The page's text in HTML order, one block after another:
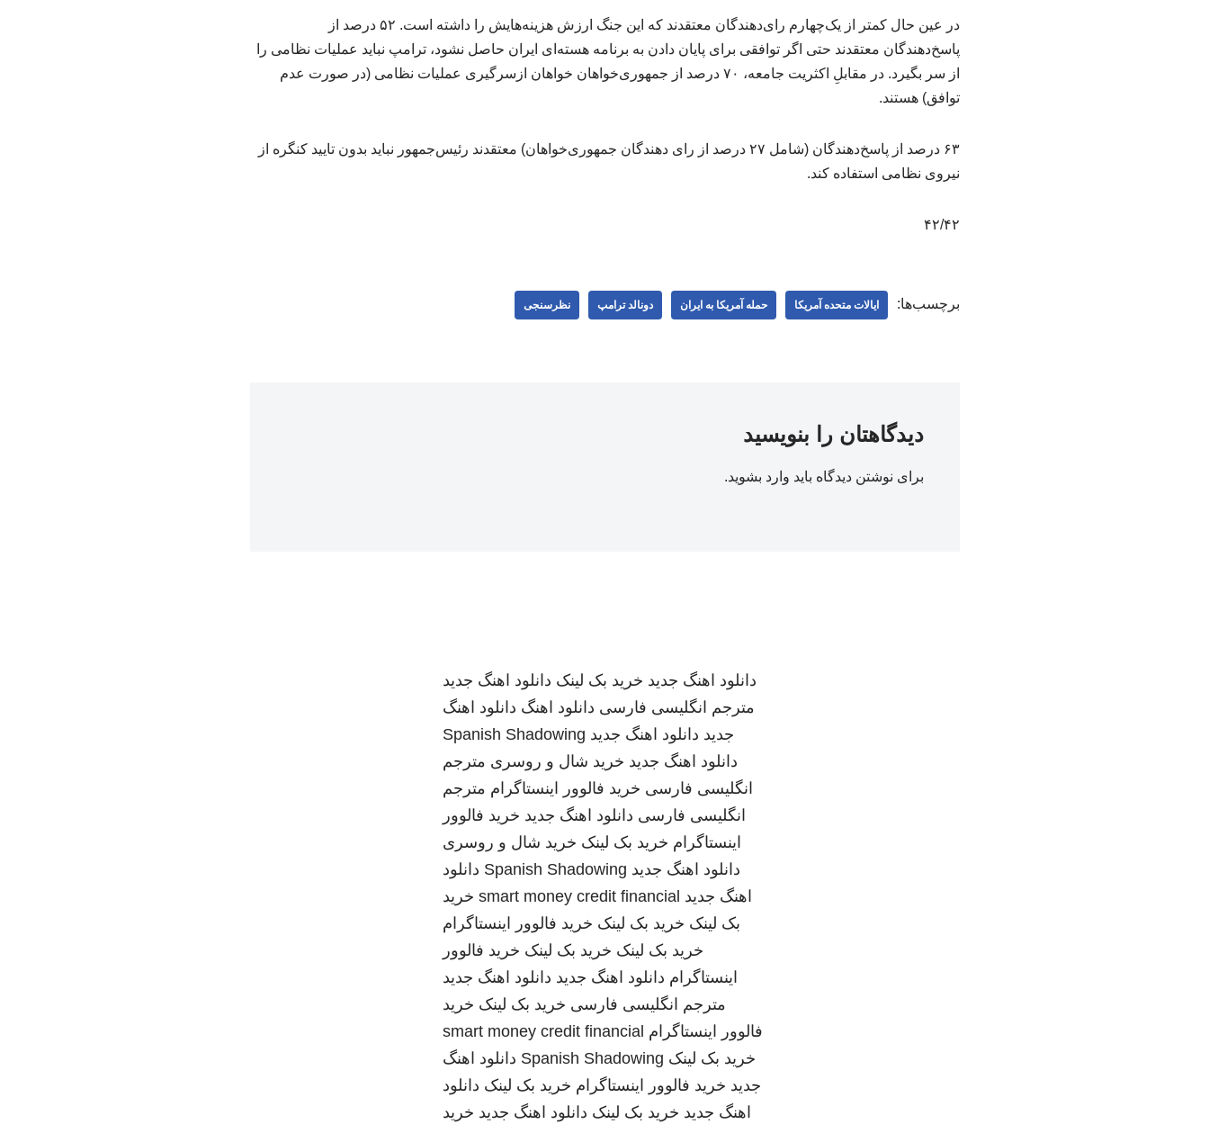
در عین حال کمتر از یک‌چهارم رای‌دهندگان معتقدند که این جنگ ارزش هزینه‌هایش را داشته است. ۵۲ درصد از
پاسخ‌دهندگان معتقدند حتی اگر توافقی برای پایان دادن به برنامه هسته‌ای ایران حاصل نشود، ترامپ نباید عملیات نظامی را
از سر بگیرد. در مقابلِ اکثریت جامعه، ۷۰ درصد از جمهوری‌خواهان خواهان ازسرگیری عملیات نظامی (در صورت عدم
توافق) هستند.
۶۳ درصد از پاسخ‌دهندگان (شامل ۲۷ درصد از رای دهندگان جمهوری‌خواهان) معتقدند رئیس‌جمهور نباید بدون تایید کنگره از
نیروی نظامی استفاده کند.
۴۲/۴۲
برچسب‌ها: ایالات متحده آمریکا حمله آمریکا به ایران دونالد ترامپ نظرسنجی
دیدگاهتان را بنویسید
برای نوشتن دیدگاه باید وارد بشوید.
دانلود اهنگ جدید خرید بک لینک دانلود اهنگ جدید
مترجم انگلیسی فارسی دانلود اهنگ دانلود اهنگ
جدید دانلود اهنگ جدید Spanish Shadowing
دانلود اهنگ جدید خرید شال و روسری مترجم
انگلیسی فارسی خرید فالوور اینستاگرام مترجم
انگلیسی فارسی دانلود اهنگ جدید خرید فالوور
اینستاگرام خرید بک لینک خرید شال و روسری
دانلود اهنگ جدید Spanish Shadowing دانلود
اهنگ جدید smart money credit financial خرید
بک لینک خرید بک لینک خرید فالوور اینستاگرام
خرید بک لینک خرید بک لینک خرید فالوور
اینستاگرام دانلود اهنگ جدید دانلود اهنگ جدید
مترجم انگلیسی فارسی خرید بک لینک خرید
فالوور اینستاگرام smart money credit financial
خرید بک لینک Spanish Shadowing دانلود اهنگ
جدید خرید فالوور اینستاگرام خرید بک لینک دانلود
اهنگ جدید خرید بک لینک دانلود اهنگ جدید خرید